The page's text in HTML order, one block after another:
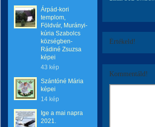
Árpád-kori
templom,
Földvár, Murányi-
kúria Szabolcs
községben-
Rádiné Zsuzsa
képei
43 kép
Szántóné Mária
képei
14 kép
Ige a mai napra
2021.
Értékeld!
Kommentáld!